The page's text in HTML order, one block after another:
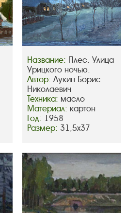
Название: Плес. Улица
Урицкого ночью.
Автор: Лукин Борис
Николаевич
Техника: масло
Материал: картон
Год: 1958
Размер: 31,5х37